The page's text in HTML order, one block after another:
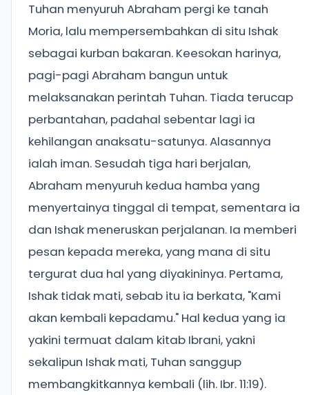
Tuhan menyuruh Abraham pergi ke tanah
Moria, lalu mempersembahkan di situ Ishak
sebagai kurban bakaran. Keesokan harinya,
pagi-pagi Abraham bangun untuk
melaksanakan perintah Tuhan. Tiada terucap
perbantahan, padahal sebentar lagi ia
kehilangan anaksatu-satunya. Alasannya
ialah iman. Sesudah tiga hari berjalan,
Abraham menyuruh kedua hamba yang
menyertainya tinggal di tempat, sementara ia
dan Ishak meneruskan perjalanan. Ia memberi
pesan kepada mereka, yang mana di situ
tergurat dua hal yang diyakininya. Pertama,
Ishak tidak mati, sebab itu ia berkata, "Kami
akan kembali kepadamu." Hal kedua yang ia
yakini termuat dalam kitab Ibrani, yakni
sekalipun Ishak mati, Tuhan sanggup
membangkitkannya kembali (lih. Ibr. 11:19).